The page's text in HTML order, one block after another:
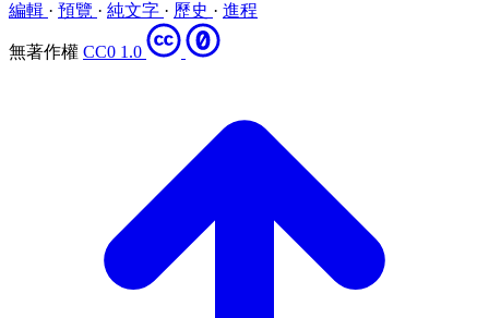
編輯 · 預覽 · 純文字 · 歷史 · 進程
無著作權 CC0 1.0